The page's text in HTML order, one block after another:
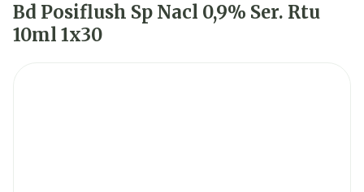
Bd Posiflush Sp Nacl 0,9% Ser. Rtu
10ml 1x30